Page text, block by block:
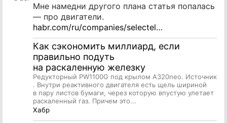
Мне намедни другого плана статья попалась
— про двигатели.
habr.com/ru/companies/selectel…
Как сэкономить миллиард, если
правильно подуть
на раскаленную железку
Редукторный PW1100G под крылом A320neo. Источник
. Внутри реактивного двигателя есть щель шириной
в пару листов бумаги, через которую впустую улетает
раскаленный газ. Причем это...
Хабр